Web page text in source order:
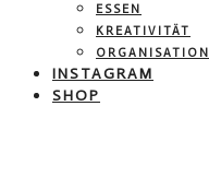
ESSEN
KREATIVITÄT
ORGANISATION
INSTAGRAM
SHOP